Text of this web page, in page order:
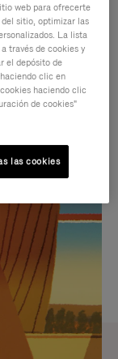
ELEGIDAS
de
web para ofrecerte
sitio, optimizar las
La lista
través de cookies y
el depósito de
clic en
haciendo clic
de cookies"
las cookies